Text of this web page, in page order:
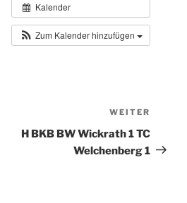
Kalender
Zum Kalender hinzufügen
Beitrag
WEITER
H BKB BW Wickrath 1 TC
Welchenberg 1